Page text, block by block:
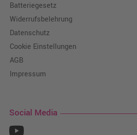
Batteriegesetz
Widerrufsbelehrung
Datenschutz
Cookie Einstellungen
AGB
Impressum
Social Media